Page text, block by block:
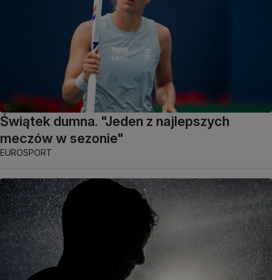
Świątek dumna. "Jeden z najlepszych
meczów w sezonie"
EUROSPORT